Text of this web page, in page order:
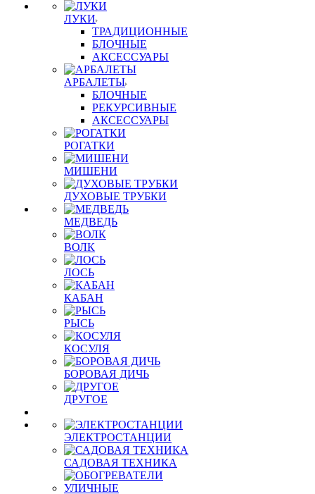
ЛУКИ
ТРАДИЦИОННЫЕ
БЛОЧНЫЕ
АКСЕССУАРЫ
АРБАЛЕТЫ
БЛОЧНЫЕ
РЕКУРСИВНЫЕ
АКСЕССУАРЫ
РОГАТКИ
МИШЕНИ
ДУХОВЫЕ ТРУБКИ
МЕДВЕДЬ
ВОЛК
ЛОСЬ
КАБАН
РЫСЬ
КОСУЛЯ
БОРОВАЯ ДИЧЬ
ДРУГОЕ
ЭЛЕКТРОСТАНЦИИ
САДОВАЯ ТЕХНИКА